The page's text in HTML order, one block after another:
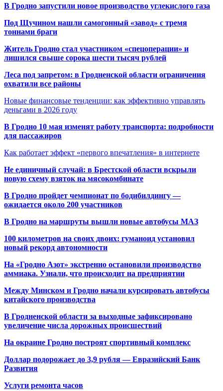
В Гродно запустили новое производство углекислого газа
Под Щучином нашли самогонный «завод» с тремя
тоннами браги
Житель Гродно стал участником «спецоперации» и
лишился свыше сорока шести тысяч рублей
Леса под запретом: в Гродненской области ограничения
охватили все районы
Новые финансовые тенденции: как эффективно управлять
деньгами в 2026 году
В Гродно 10 мая изменят работу транспорта: подробности
для пассажиров
Как работает эффект «первого впечатления» в интернете
Не единичный случай: в Брестской области вскрыли
новую схему взяток на мясокомбинате
В Гродно пройдет чемпионат по бодибилдингу —
ожидается около 200 участников
В Гродно на маршруты вышли новые автобусы МАЗ
100 километров на своих двоих: гуманоид установил
новый рекорд автономности
На «Гродно Азот» экстренно остановили производство
аммиака. Узнали, что происходит на предприятии
Между Минском и Гродно начали курсировать автобусы
китайского производства
В Гродненской области за выходные зафиксировано
увеличение числа дорожных происшествий
На окраине Гродно построят спортивный комплекс
Доллар подорожает до 3,9 рубля — Евразийский Банк
Развития
Услуги ремонта часов